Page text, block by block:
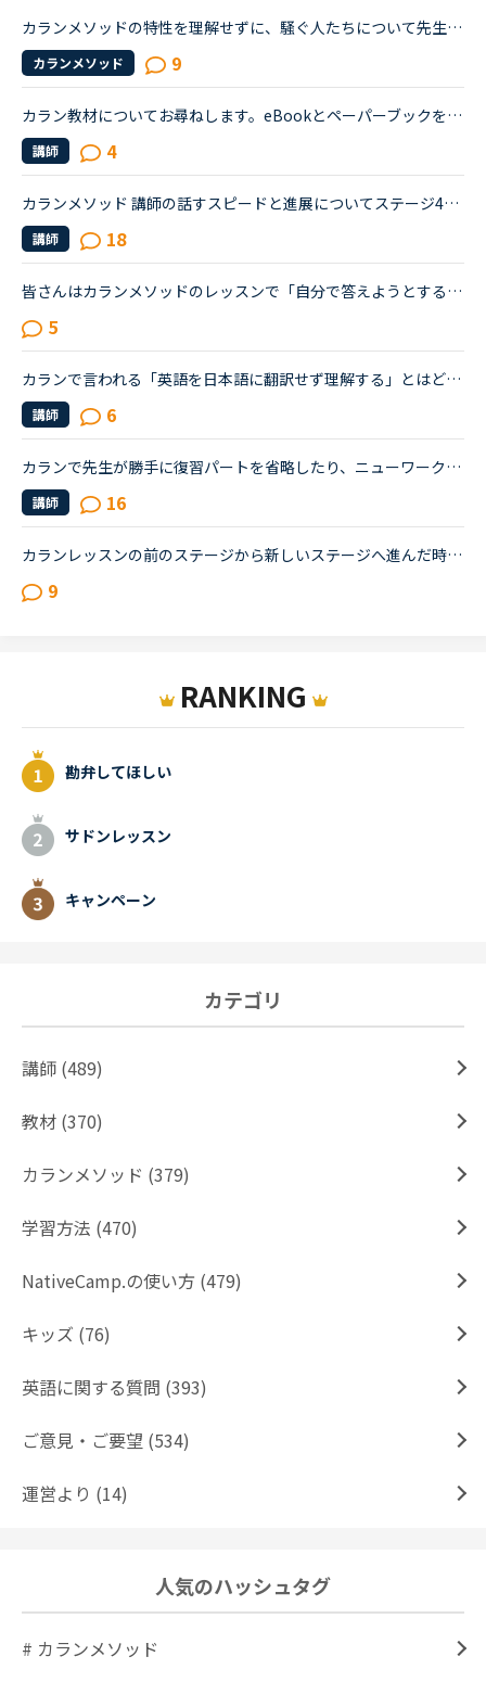
カランメソッドの特性を理解せずに、騒ぐ人たちについて先生方のレビューを見ていると、カランの進め方について苦言を呈しているレビューが目立つように思いました。これについて、個人的には「それは、生徒の方...
カランメソッド 9
カラン教材についてお尋ねします。eBookとペーパーブックを併用されていますか？eBookには全文の音声がついているとのことで、復習のためにいいなと思うのですが、読むときにはペーパーブックがいいので、今はペ...
講師 4
カランメソッド 講師の話すスピードと進展についてステージ4を受講中です。代替講師の話すスピードが余りに早すぎて、やる気がポッキリ折れてしまいました 笑Daily revisionもNew workの説明も含めて超高速で質問...
講師 18
皆さんはカランメソッドのレッスンで「自分で答えようとする」と「シャドーイングに徹する」のどちらの方針で臨んでいますか？（特にNew WordsよりDaily Revisionの場合）私は「自分で答えようとする」のほうなの...
5
カランで言われる「英語を日本語に翻訳せず理解する」とはどういうことですか？私自身はカラン1からはじめ、今はカラン5に入ったところです。聞きたいのは●英語のまま理解できているのか？日本語に翻訳してしまっ...
講師 6
カランで先生が勝手に復習パートを省略したり、ニューワークの説明を省いたりしている場合があります。明らかに復習パートが短く、私は「え？」と思いましたが、気がつくと聞いたことのないような単語で質問をさ...
講師 16
カランレッスンの前のステージから新しいステージへ進んだ時の Daily revisionの開始箇所について質問です。 通常Daily revisionの開始箇所はNew Wordから6ページ前となっていますが、カランで新しいステージ...
9
RANKING
勘弁してほしい
サドンレッスン
キャンペーン
カテゴリ
講師 (489)
教材 (370)
カランメソッド (379)
学習方法 (470)
NativeCamp.の使い方 (479)
キッズ (76)
英語に関する質問 (393)
ご意見・ご要望 (534)
運営より (14)
人気のハッシュタグ
# カランメソッド